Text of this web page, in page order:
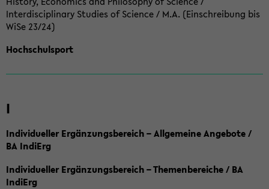
Interdisciplinary Studies of Science / M.A. (Einschreibung bis
WiSe 23/24)
Hochschulsport
I
Individueller Ergänzungsbereich – Allgemeine Angebote /
BA IndiErg
Individueller Ergänzungsbereich – Themenbereiche / BA
IndiErg